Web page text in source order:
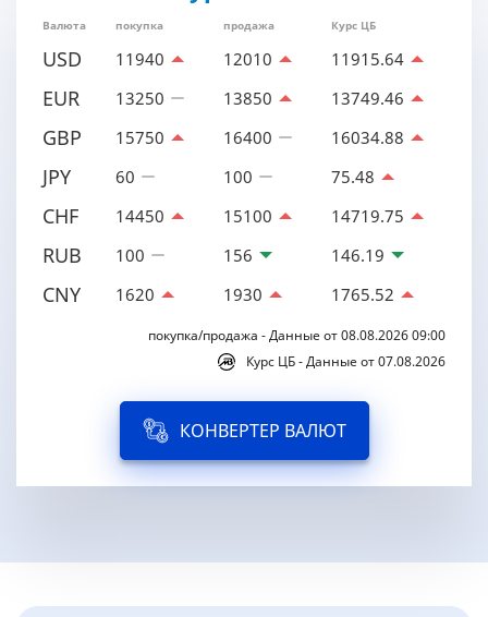
Валюта покупка продажа Курс ЦБ
USD 11940 12010 11915.64
EUR 13250 13850 13749.46
GBP 15750 16400 16034.88
JPY 60 100 75.48
CHF 14450 15100 14719.75
RUB 100 156 146.19
CNY 1620 1930 1765.52
покупка/продажа - Данные от 08.08.2026 09:00
Курс ЦБ - Данные от 07.08.2026
КОНВЕРТЕР ВАЛЮТ